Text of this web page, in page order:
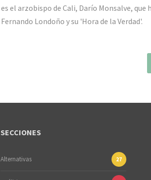
es el arzobispo de Cali, Darío Monsalve, que
Fernando Londoño y su 'Hora de la Verdad'.
SECCIONES
Alternativas 27